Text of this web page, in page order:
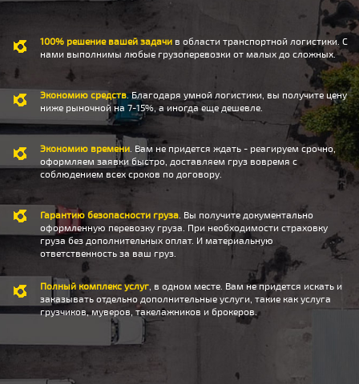
100% решение вашей задачи в области транспортной логистики. С
нами выполнимы любые грузоперевозки от малых до сложных.
Экономию средств. Благодаря умной логистики, вы получите цену
ниже рыночной на 7-15%, а иногда еще дешевле.
Экономию времени . Вам не придется ждать - реагируем срочно,
оформляем заявки быстро, доставляем груз вовремя с
соблюдением всех сроков по договору.
Гарантию безопасности груза . Вы получите документально
оформленную перевозку груза. При необходимости страховку
груза без дополнительных оплат. И материальную
ответственность за ваш груз.
Полный комплекс услуг , в одном месте. Вам не придется искать и
заказывать отдельно дополнительные услуги, такие как услуга
грузчиков, муверов, такелажников и брокеров.